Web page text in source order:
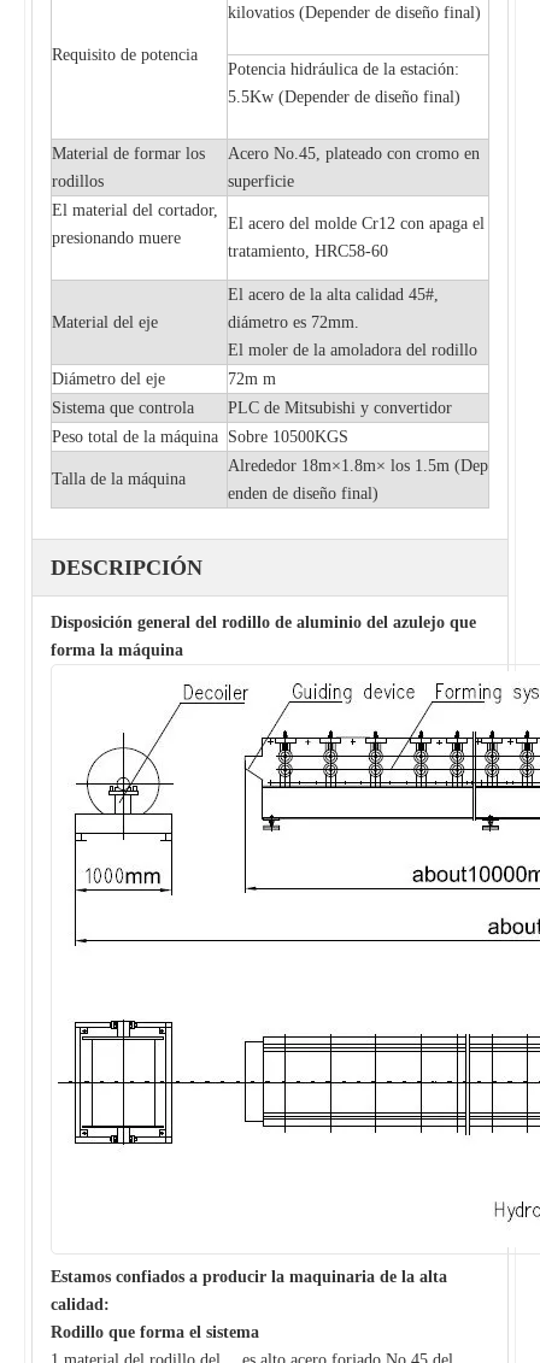
Requisito de potencia
kilovatios (Depender de diseño final)
Potencia hidráulica de la estación:
5.5Kw (Depender de diseño final)
Material de formar los
rodillos
Acero No.45, plateado con cromo en
superficie
El material del cortador,
presionando muere
El acero del molde Cr12 con apaga el
tratamiento, HRC58-60
Material del eje
El acero de la alta calidad 45#,
diámetro es 72mm.
El moler de la amoladora del rodillo
Diámetro del eje
72m m
Sistema que controla
PLC de Mitsubishi y convertidor
Peso total de la máquina Sobre 10500KGS
Talla de la máquina
Alrededor 18m×1.8m× los 1.5m (Dep
enden de diseño final)
DESCRIPCIÓN
Disposición general del rodillo de aluminio del azulejo que
forma la máquina
Estamos confiados a producir la maquinaria de la alta
calidad:
Rodillo que forma el sistema